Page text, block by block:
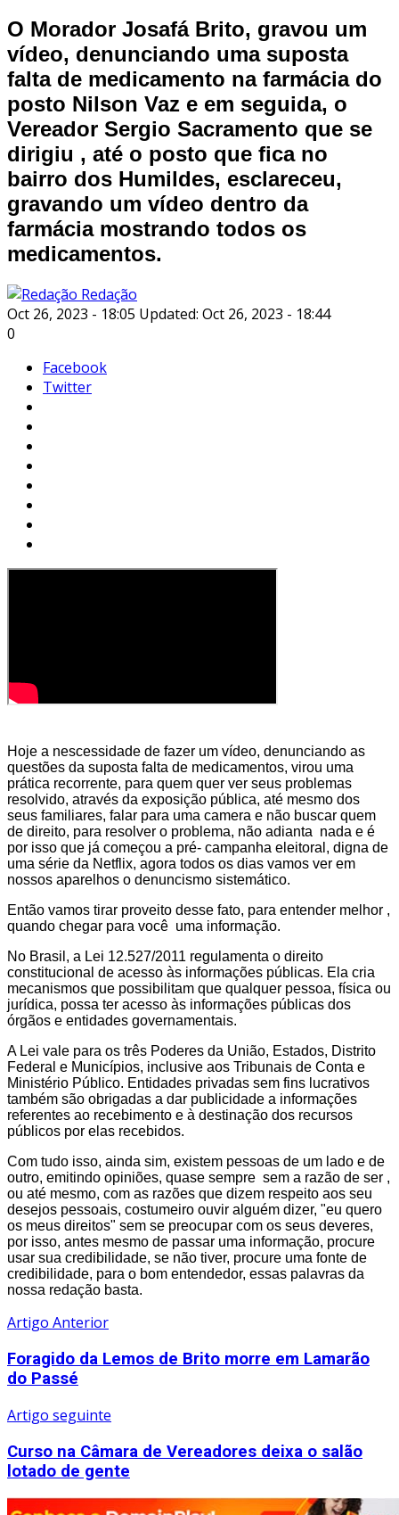
O Morador Josafá Brito, gravou um
vídeo, denunciando uma suposta
falta de medicamento na farmácia do
posto Nilson Vaz e em seguida, o
Vereador Sergio Sacramento que se
dirigiu , até o posto que fica no
bairro dos Humildes, esclareceu,
gravando um vídeo dentro da
farmácia mostrando todos os
medicamentos.
Redação
Oct 26, 2023 - 18:05 Updated: Oct 26, 2023 - 18:44
0
Facebook
Twitter
Hoje a nescessidade de fazer um vídeo, denunciando as
questões da suposta falta de medicamentos, virou uma
prática recorrente, para quem quer ver seus problemas
resolvido, através da exposição pública, até mesmo dos
seus familiares, falar para uma camera e não buscar quem
de direito, para resolver o problema, não adianta nada e é
por isso que já começou a pré- campanha eleitoral, digna de
uma série da Netflix, agora todos os dias vamos ver em
nossos aparelhos o denuncismo sistemático.
Então vamos tirar proveito desse fato, para entender melhor ,
quando chegar para você uma informação.
No Brasil, a Lei 12.527/2011 regulamenta o direito
constitucional de acesso às informações públicas. Ela cria
mecanismos que possibilitam que qualquer pessoa, física ou
jurídica, possa ter acesso às informações públicas dos
órgãos e entidades governamentais.
A Lei vale para os três Poderes da União, Estados, Distrito
Federal e Municípios, inclusive aos Tribunais de Conta e
Ministério Público. Entidades privadas sem fins lucrativos
também são obrigadas a dar publicidade a informações
referentes ao recebimento e à destinação dos recursos
públicos por elas recebidos.
Com tudo isso, ainda sim, existem pessoas de um lado e de
outro, emitindo opiniões, quase sempre sem a razão de ser ,
ou até mesmo, com as razões que dizem respeito aos seu
desejos pessoais, costumeiro ouvir alguém dizer, "eu quero
os meus direitos" sem se preocupar com os seus deveres,
por isso, antes mesmo de passar uma informação, procure
usar sua credibilidade, se não tiver, procure uma fonte de
credibilidade, para o bom entendedor, essas palavras da
nossa redação basta.
Artigo Anterior
Foragido da Lemos de Brito morre em Lamarão
do Passé
Artigo seguinte
Curso na Câmara de Vereadores deixa o salão
lotado de gente